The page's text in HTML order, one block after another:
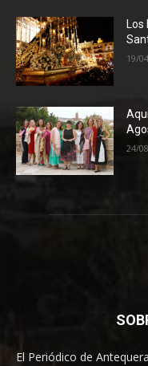
19/
24/
El Periódico de